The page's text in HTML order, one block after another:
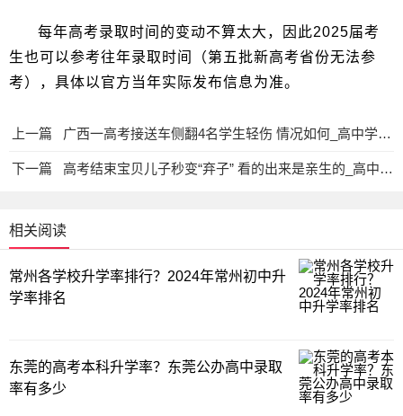
每年高考录取时间的变动不算太大，因此2025届考
生也可以参考往年录取时间（第五批新高考省份无法参
考），具体以官方当年实际发布信息为准。
上一篇 广西一高考接送车侧翻4名学生轻伤 情况如何_高中学习_高考升学
下一篇 高考结束宝贝儿子秒变“弃子” 看的出来是亲生的_高中学习_高考升学
相关阅读
常州各学校升学率排行？2024年常州初中升
学率排名
东莞的高考本科升学率？东莞公办高中录取
率有多少